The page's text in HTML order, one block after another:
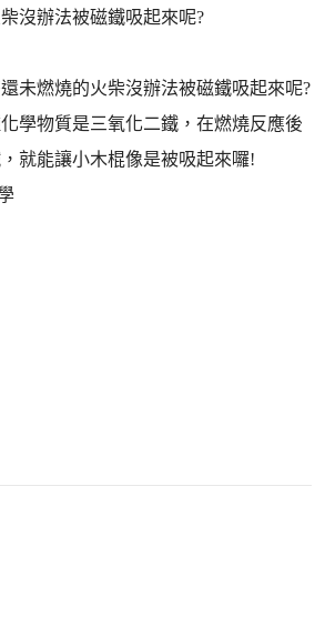
沒辦法被磁鐵吸起來呢?
未燃燒的火柴沒辦法被磁鐵吸起來呢?
學物質是三氧化二鐵，在燃燒反應後
就能讓小木棍像是被吸起來囉!